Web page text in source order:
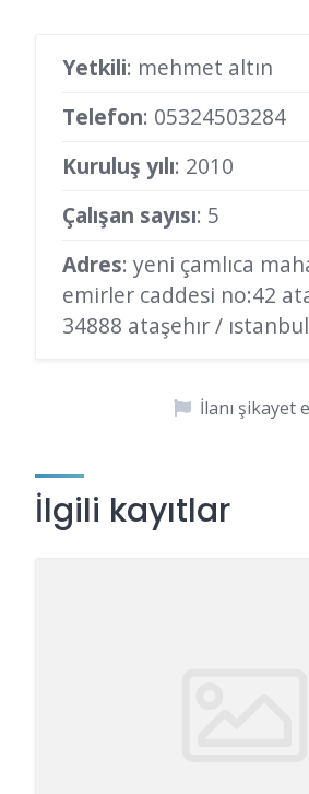
Yetkili: mehmet altın
Telefon: 05324503284
Kuruluş yılı: 2010
Çalışan sayısı: 5
Adres: yeni çamlıca
emirler caddesi no:42
34888 ataşehır / ıstanbul
İlanı şikayet
İlgili kayıtlar